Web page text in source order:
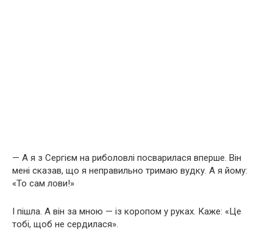
— А я з Сергієм на риболовлі посварилася вперше. Він
мені сказав, що я неправильно тримаю вудку. А я йому:
«То сам лови!»
І пішла. А він за мною — із коропом у руках. Каже: «Це
тобі, щоб не сердилася».